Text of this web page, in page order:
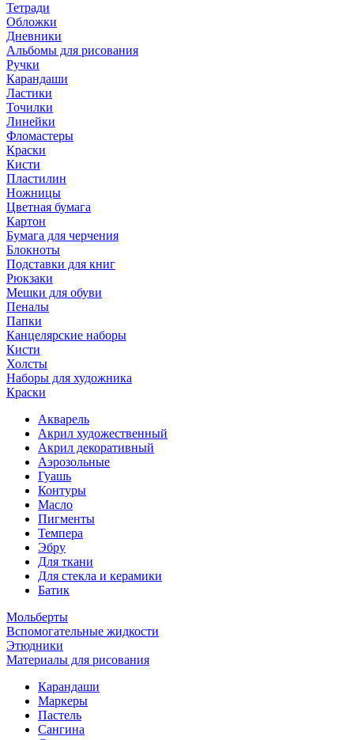
Тетради
Обложки
Дневники
Альбомы для рисования
Ручки
Карандаши
Ластики
Точилки
Линейки
Фломастеры
Краски
Кисти
Пластилин
Ножницы
Цветная бумага
Картон
Бумага для черчения
Блокноты
Подставки для книг
Рюкзаки
Мешки для обуви
Пеналы
Папки
Канцелярские наборы
Кисти
Холсты
Наборы для художника
Краски
Акварель
Акрил художественный
Акрил декоративный
Аэрозольные
Гуашь
Контуры
Масло
Пигменты
Темпера
Эбру
Для ткани
Для стекла и керамики
Батик
Мольберты
Вспомогательные жидкости
Этюдники
Материалы для рисования
Карандаши
Маркеры
Пастель
Сангина